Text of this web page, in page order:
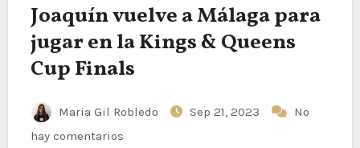
Joaquín vuelve a Málaga para
jugar en la Kings & Queens
Cup Finals
Maria Gil Robledo Sep 21, 2023
No
hay comentarios